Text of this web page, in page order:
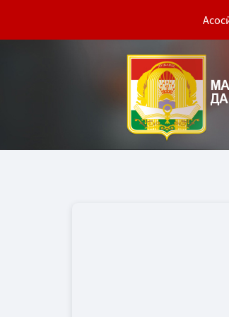
Асосӣ